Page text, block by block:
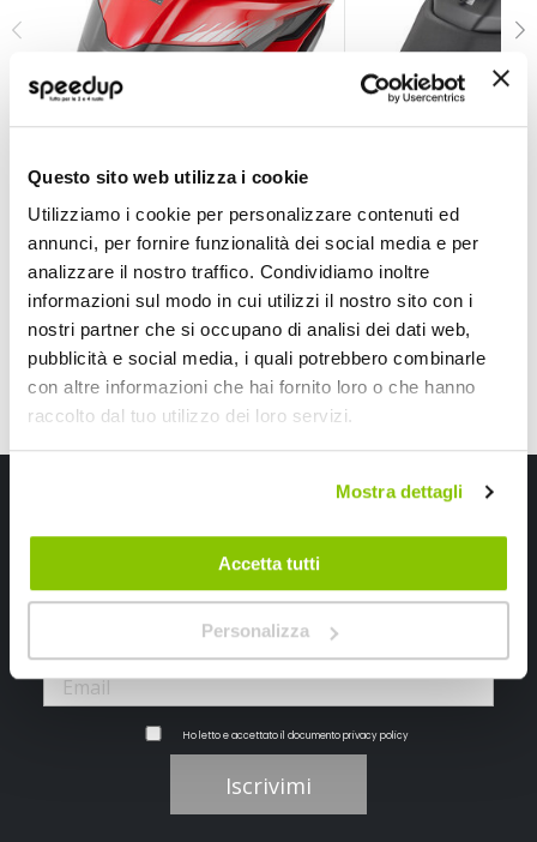
Questo sito web utilizza i cookie
Utilizziamo i cookie per personalizzare contenuti ed
annunci, per fornire funzionalità dei social media e per
analizzare il nostro traffico. Condividiamo inoltre
informazioni sul modo in cui utilizzi il nostro sito con i
nostri partner che si occupano di analisi dei dati web,
pubblicità e social media, i quali potrebbero combinarle
con altre informazioni che hai fornito loro o che hanno
raccolto dal tuo utilizzo dei loro servizi.
Mostra dettagli
Accetta tutti
Personalizza
Borsa da serbatoio - Flangia Triumph Tiger Sport
BF69
Prezzo
speciale
49,50 € -12%
Spedizione gratuita!
Borsa da
49,50 €
CONSEGNA IN 48H
Iscriviti alla newsletter Speedup
Ricevi subito uno sconto del 10% per il tuo primo acquisto online!
Ho letto e accettato il documentoprivacy policy
Iscrivimi